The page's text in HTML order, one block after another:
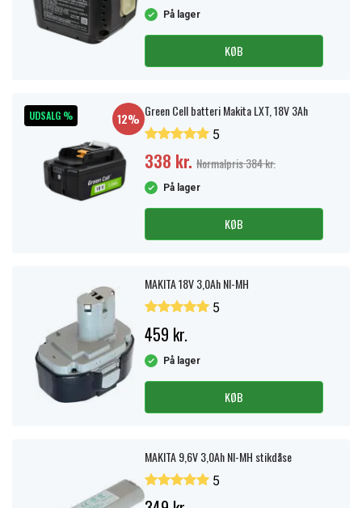
På lager
KØB
UDSALG % 12% Green Cell batteri Makita LXT, 18V 3Ah
5
338 kr. Normalpris 384 kr.
På lager
KØB
MAKITA 18V 3,0Ah NI-MH
5
459 kr.
På lager
KØB
MAKITA 9,6V 3,0Ah NI-MH stikdåse
5